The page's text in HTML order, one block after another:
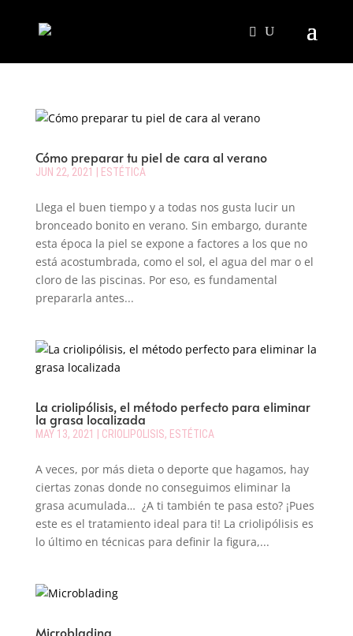
Cómo preparar tu piel de cara al verano
JUN 22, 2021 ESTÉTICA
Llega el buen tiempo y a todas nos gusta lucir un
bronceado bonito en verano. Sin embargo, durante
esta época la piel se expone a factores a los que no
está acostumbrada, como el sol, el agua del mar o el
cloro de las piscinas. Por eso, es fundamental
prepararla antes...
La criolipólisis, el método perfecto para eliminar
la grasa localizada
MAY 13, 2021 CRIOLIPOLISIS, ESTÉTICA
A veces, por más dieta o deporte que hagamos, hay
ciertas zonas donde no conseguimos eliminar la
grasa acumulada… ¿A ti también te pasa esto? ¡Pues
este es el tratamiento ideal para ti! La criolipólisis es
lo último en técnicas para definir la figura,...
Microblading